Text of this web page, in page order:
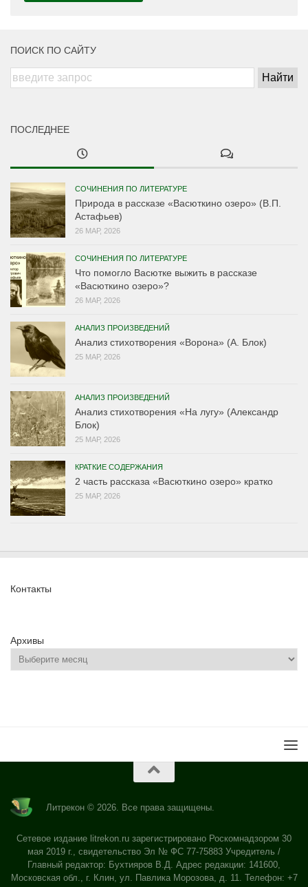
ПОИСК ПО САЙТУ
ПОСЛЕДНЕЕ
СОЧИНЕНИЯ ПО ЛИТЕРАТУРЕ
Природа в рассказе «Васюткино озеро» (В.П.
Астафьев)
26 МАР, 2026
СОЧИНЕНИЯ ПО ЛИТЕРАТУРЕ
Что помогло Васютке выжить в рассказе
«Васюткино озеро»?
26 МАР, 2026
АНАЛИЗ ПРОИЗВЕДЕНИЙ
Анализ стихотворения «Ворона» (А. Блок)
25 МАР, 2026
АНАЛИЗ ПРОИЗВЕДЕНИЙ
Анализ стихотворения «На лугу» (Александр
Блок)
25 МАР, 2026
КРАТКИЕ СОДЕРЖАНИЯ
2 часть рассказа «Васюткино озеро» кратко
25 МАР, 2026
Контакты
Архивы
Литрекон © 2026. Все права защищены.
Сетевое издание litrekon.ru зарегистрировано Роскомнадзором 30
мая 2019 г., свидетельство Эл № ФС 77-75883 Учредитель /
Главный редактор: Бухтияров В.Д. Адрес редакции: 141600,
Московская обл., г. Клин, ул. Павлика Морозова, д. 11. Телефон: +7